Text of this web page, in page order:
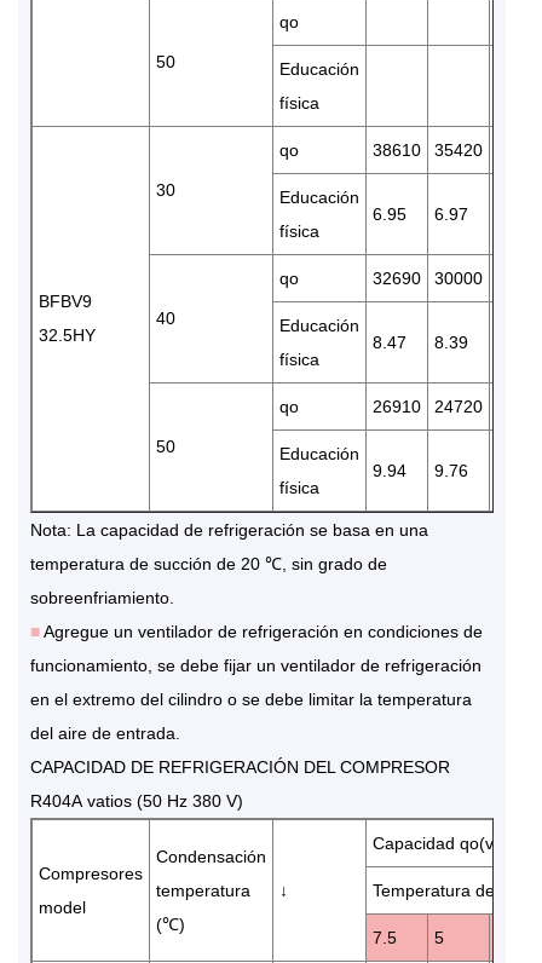
50
qo
Educación
física
BFBV9
32.5HY
30
qo 38610 35420
Educación
física
6.95 6.97
40
qo 32690 30000
Educación
física
8.47 8.39
50
qo 26910 24720
Educación
física
9.94 9.76
Nota: La capacidad de refrigeración se basa en una
temperatura de succión de 20 ℃, sin grado de
sobreenfriamiento.
■Agregue un ventilador de refrigeración en condiciones de
funcionamiento, se debe fijar un ventilador de refrigeración
en el extremo del cilindro o se debe limitar la temperatura
del aire de entrada.
CAPACIDAD DE REFRIGERACIÓN DEL COMPRESOR
R404A vatios (50 Hz 380 V)
Compresores
model
Condensación
temperatura
(℃)
↓
Capacidad
Temperatura de
7.5 5